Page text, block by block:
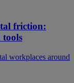
friction:
tools
workplaces around